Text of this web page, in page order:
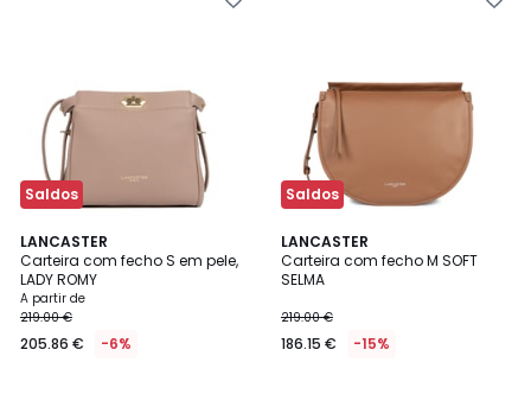
Saldos
LANCASTER
Carteira com fecho S em pele,
LADY ROMY
A partir de
219.00 €
205.86 € -6%
2
Cores
Saldos
LANCASTER
Carteira com fecho M SOFT
SELMA
219.00 €
186.15 € -15%
2
/
5
2
Cores